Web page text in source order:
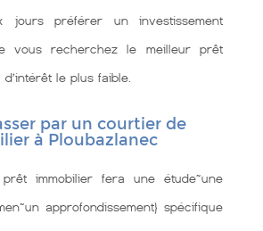
jours préférer un investissement
vous recherchez le meilleur prêt
le plus faible.
par un courtier de
à Ploubazlanec
immobilier fera une étude~une
approfondissement} spécifique